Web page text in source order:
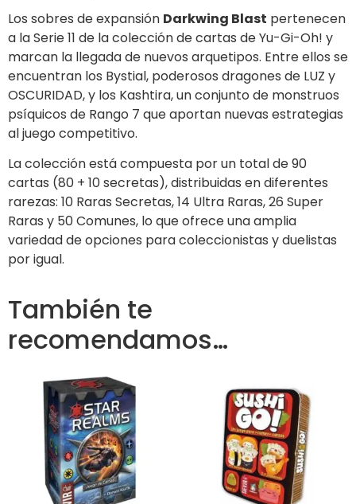
Los sobres de expansión Darkwing Blast pertenecen
a la Serie 11 de la colección de cartas de Yu-Gi-Oh! y
marcan la llegada de nuevos arquetipos. Entre ellos se
encuentran los Bystial, poderosos dragones de LUZ y
OSCURIDAD, y los Kashtira, un conjunto de monstruos
psíquicos de Rango 7 que aportan nuevas estrategias
al juego competitivo.
La colección está compuesta por un total de 90
cartas (80 + 10 secretas), distribuidas en diferentes
rarezas: 10 Raras Secretas, 14 Ultra Raras, 26 Super
Raras y 50 Comunes, lo que ofrece una amplia
variedad de opciones para coleccionistas y duelistas
por igual.
También te
recomendamos…